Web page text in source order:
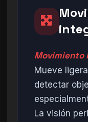
Movimiento
Mueve
detectar
La visión